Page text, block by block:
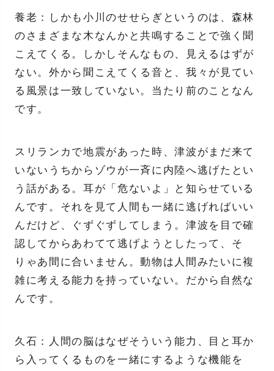
養老：しかも小川のせせらぎというのは、森林
のさまざまな木なんかと共鳴することで強く聞
こえてくる。しかしそんなもの、見えるはずが
ない。外から聞こえてくる音と、我々が見てい
る風景は一致していない。当たり前のことなん
です。
スリランカで地震があった時、津波がまだ来て
いないうちからゾウが一斉に内陸へ逃げたとい
う話がある。耳が「危ないよ」と知らせている
んです。それを見て人間も一緒に逃げればいい
んだけど、ぐずぐずしてしまう。津波を目で確
認してからあわてて逃げようとしたって、そ
りゃあ間に合いません。動物は人間みたいに複
雑に考える能力を持っていない。だから自然な
んです。
久石：人間の脳はなぜそういう能力、目と耳か
ら入ってくるものを一緒にするような機能を